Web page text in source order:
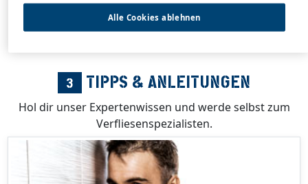
Wo kann ich CIMSEC kaufen?
3 TIPPS & ANLEITUNGEN
Hol dir unser Expertenwissen und werde selbst zum
Verfliesenspezialisten.
Alle Cookies ablehnen